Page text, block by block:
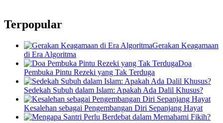
Terpopular
Gerakan Keagamaan
di Era Algoritma
Doa
Pembuka Pintu Rezeki yang Tak Terduga
Sedekah Subuh dalam Islam: Apakah Ada Dalil Khusus?
Kesalehan sebagai Pengembangan Diri Sepanjang Hayat